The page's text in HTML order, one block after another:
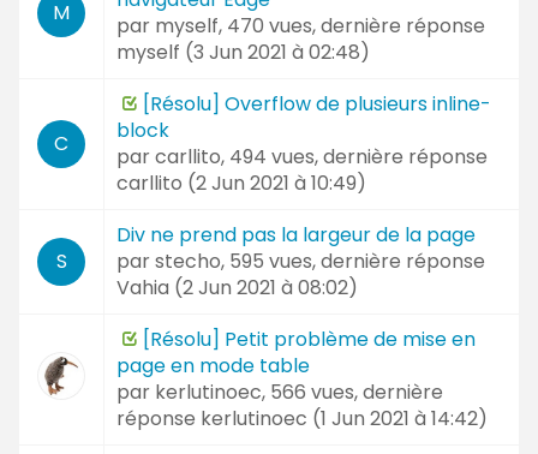
M
par myself, 470 vues, dernière réponse
myself (3 Jun 2021 à 02:48)
C
[Résolu] Overflow de plusieurs inline-
block
parcarllito, 494 vues, dernière réponse
carllito (2 Jun 2021 à 10:49)
S
Div ne prend pas la largeur de la page
parstecho, 595 vues, dernière réponse
Vahia (2 Jun 2021 à 08:02)
[Résolu] Petit problème de mise en
page en mode table
par kerlutinoec, 566 vues, dernière
réponse kerlutinoec (1 Jun 2021 à 14:42)